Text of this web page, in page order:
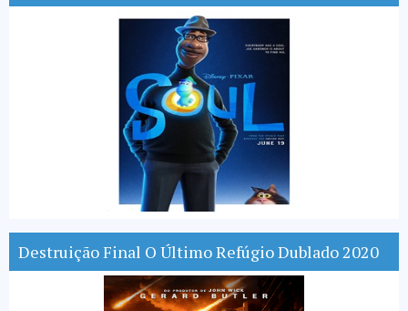
Destruição Final O Último Refúgio Dublado 2020